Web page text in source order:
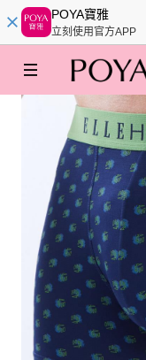
POYA寶雅
立刻使用官方APP